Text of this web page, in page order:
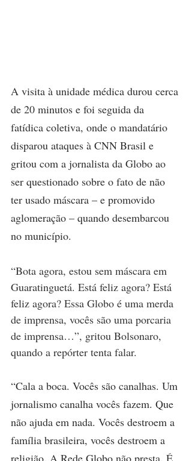
A visita à unidade médica durou cerca
de 20 minutos e foi seguida da
fatídica coletiva, onde o mandatário
disparou ataques à CNN Brasil e
gritou com a jornalista da Globo ao
ser questionado sobre o fato de não
ter usado máscara – e promovido
aglomeração – quando desembarcou
no município.
“Bota agora, estou sem máscara em
Guaratinguetá. Está feliz agora? Está
feliz agora? Essa Globo é uma merda
de imprensa, vocês são uma porcaria
de imprensa…”, gritou Bolsonaro,
quando a repórter tenta falar.
“Cala a boca. Vocês são canalhas. Um
jornalismo canalha vocês fazem. Que
não ajuda em nada. Vocês destroem a
família brasileira, vocês destroem a
religião. A Rede Globo não presta. É